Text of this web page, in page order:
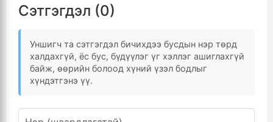
Сэтгэгдэл (0)
Уншигч та сэтгэгдэл бичихдээ бусдын нэр төрд
халдахгүй, ёс бус, бүдүүлэг үг хэллэг ашиглахгүй
байж, өөрийн болоод хүний үзэл бодлыг
хүндэтгэнэ үү.